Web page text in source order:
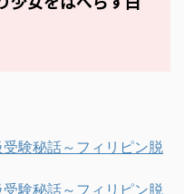
験秘話～フィリピン脱
験秘話～フィリピン脱